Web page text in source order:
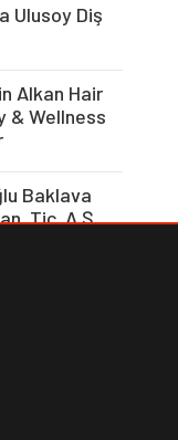
Ulusoy Diş
Alkan Hair
& Wellness
Baklava
Tic. A.Ş.